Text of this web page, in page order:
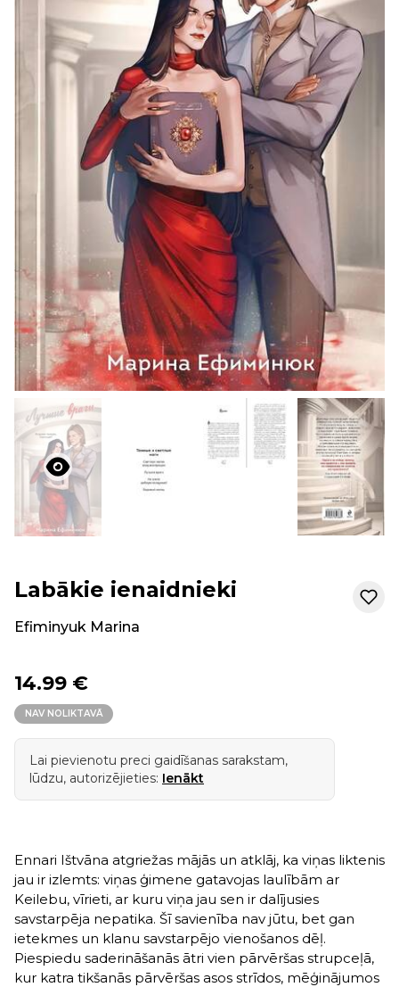
Labākie ienaidnieki
Efiminyuk Marina
14.99 €
NAV NOLIKTAVĀ
Lai pievienotu preci gaidīšanas sarakstam,
lūdzu, autorizējieties: Ienākt
Ennari Ištvāna atgriežas mājās un atklāj, ka viņas liktenis
jau ir izlemts: viņas ģimene gatavojas laulībām ar
Keilebu, vīrieti, ar kuru viņa jau sen ir dalījusies
savstarpēja nepatika. Šī savienība nav jūtu, bet gan
ietekmes un klanu savstarpējo vienošanos dēļ.
Piespiedu saderināšanās ātri vien pārvēršas strupceļā,
kur katra tikšanās pārvēršas asos strīdos, mēģinājumos